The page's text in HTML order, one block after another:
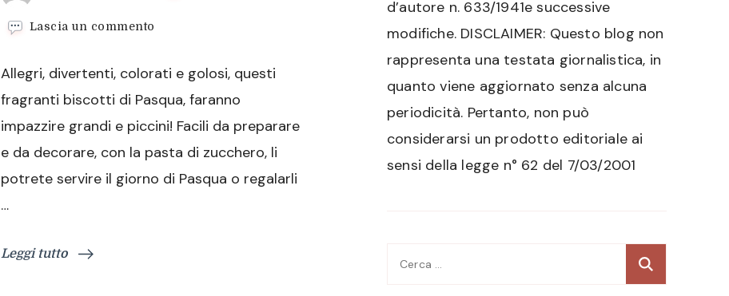
Lascia un commento
Pasqua
decorati
con
pasta
zucchero
Allegri, divertenti, colorati e golosi, questi
fragranti biscotti di Pasqua, faranno
impazzire grandi e piccini! Facili da preparare
e da decorare, con la pasta di zucchero, li
potrete servire il giorno di Pasqua o regalarli
…
Leggi tutto
d’autore n. 633/1941e successive
modifiche. DISCLAIMER: Questo blog non
rappresenta una testata giornalistica, in
quanto viene aggiornato senza alcuna
periodicità. Pertanto, non può
considerarsi un prodotto editoriale ai
sensi della legge n° 62 del 7/03/2001
Ricerca